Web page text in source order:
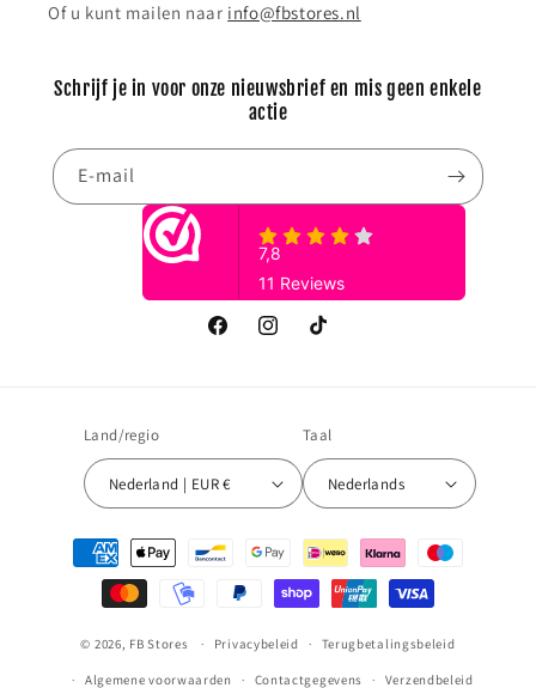
Of u kunt mailen naar info@fbstores.nl
Schrijf je in voor onze nieuwsbrief en mis geen enkele
actie
E‑mail
FacebookInstagramTikTok
Land/regio
Nederland | EUR €
Taal
Nederlands
Betaalmethoden
© 2026, FB Stores Privacybeleid Terugbetalingsbeleid
Algemene voorwaarden Contactgegevens Verzendbeleid